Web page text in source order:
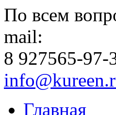
По всем
mail:
8 927565-97-
Главная